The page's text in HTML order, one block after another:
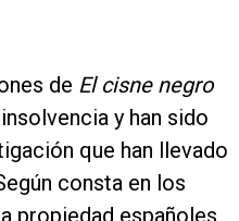
de El cisne negro
y han sido
que han llevado
consta en los
propiedad españoles,